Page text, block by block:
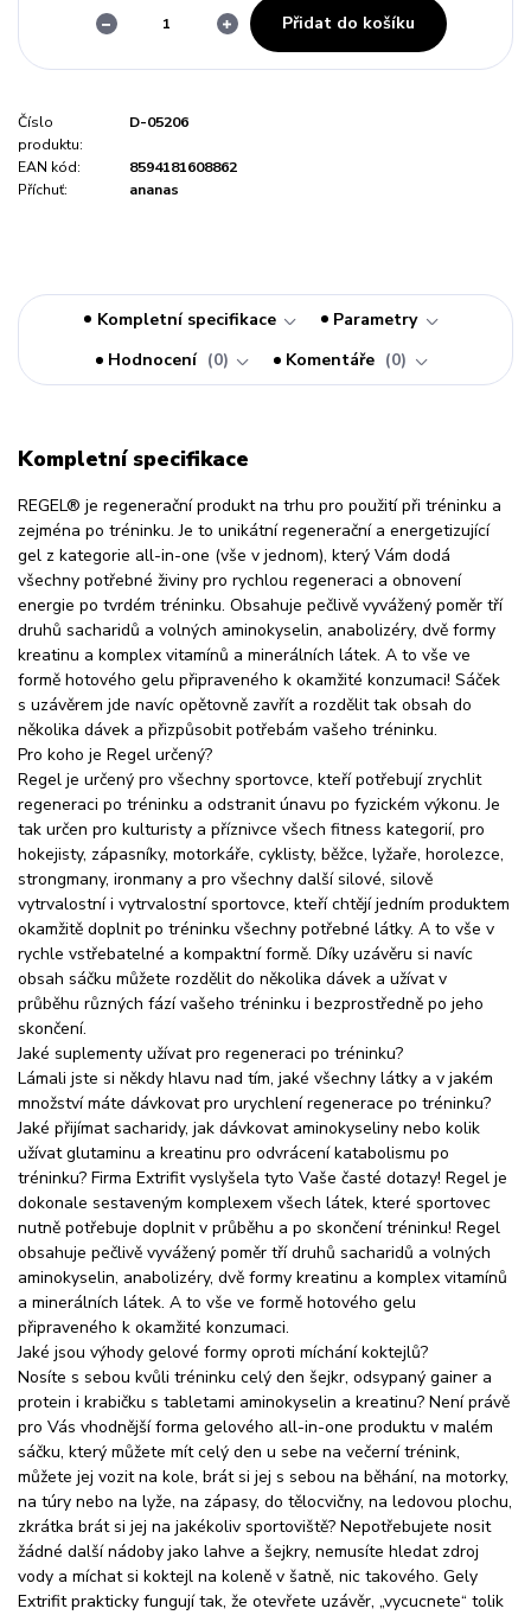
Přidat do košíku
Číslo
produktu:
D-05206
EAN kód:
8594181608862
Příchuť:
ananas
Kompletní specifikace
Parametry
Hodnocení
0 Komentáře 0
Kompletní specifikace
REGEL® je regenerační produkt na trhu pro použití při tréninku a
zejména po tréninku. Je to unikátní regenerační a energetizující
gel z kategorie all-in-one (vše v jednom), který Vám dodá
všechny potřebné živiny pro rychlou regeneraci a obnovení
energie po tvrdém tréninku. Obsahuje pečlivě vyvážený poměr tří
druhů sacharidů a volných aminokyselin, anabolizéry, dvě formy
kreatinu a komplex vitamínů a minerálních látek. A to vše ve
formě hotového gelu připraveného k okamžité konzumaci! Sáček
s uzávěrem jde navíc opětovně zavřít a rozdělit tak obsah do
několika dávek a přizpůsobit potřebám vašeho tréninku.
Pro koho je Regel určený?
Regel je určený pro všechny sportovce, kteří potřebují zrychlit
regeneraci po tréninku a odstranit únavu po fyzickém výkonu. Je
tak určen pro kulturisty a příznivce všech fitness kategorií, pro
hokejisty, zápasníky, motorkáře, cyklisty, běžce, lyžaře, horolezce,
strongmany, ironmany a pro všechny další silové, silově
vytrvalostní i vytrvalostní sportovce, kteří chtějí jedním produktem
okamžitě doplnit po tréninku všechny potřebné látky. A to vše v
rychle vstřebatelné a kompaktní formě. Díky uzávěru si navíc
obsah sáčku můžete rozdělit do několika dávek a užívat v
průběhu různých fází vašeho tréninku i bezprostředně po jeho
skončení.
Jaké suplementy užívat pro regeneraci po tréninku?
Lámali jste si někdy hlavu nad tím, jaké všechny látky a v jakém
množství máte dávkovat pro urychlení regenerace po tréninku?
Jaké přijímat sacharidy, jak dávkovat aminokyseliny nebo kolik
užívat glutaminu a kreatinu pro odvrácení katabolismu po
tréninku? Firma Extrifit vyslyšela tyto Vaše časté dotazy! Regel je
dokonale sestaveným komplexem všech látek, které sportovec
nutně potřebuje doplnit v průběhu a po skončení tréninku! Regel
obsahuje pečlivě vyvážený poměr tří druhů sacharidů a volných
aminokyselin, anabolizéry, dvě formy kreatinu a komplex vitamínů
a minerálních látek. A to vše ve formě hotového gelu
připraveného k okamžité konzumaci.
Jaké jsou výhody gelové formy oproti míchání koktejlů?
Nosíte s sebou kvůli tréninku celý den šejkr, odsypaný gainer a
protein i krabičku s tabletami aminokyselin a kreatinu? Není právě
pro Vás vhodnější forma gelového all-in-one produktu v malém
sáčku, který můžete mít celý den u sebe na večerní trénink,
můžete jej vozit na kole, brát si jej s sebou na běhání, na motorky,
na túry nebo na lyže, na zápasy, do tělocvičny, na ledovou plochu,
zkrátka brát si jej na jakékoliv sportoviště? Nepotřebujete nosit
žádné další nádoby jako lahve a šejkry, nemusíte hledat zdroj
vody a míchat si koktejl na koleně v šatně, nic takového. Gely
Extrifit prakticky fungují tak, že otevřete uzávěr, „vycucnete“ tolik